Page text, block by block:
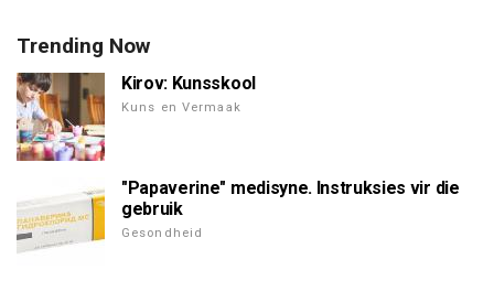
Trending Now
Kirov: Kunsskool
Kuns en Vermaak
"Papaverine" medisyne. Instruksies vir die
gebruik
Gesondheid